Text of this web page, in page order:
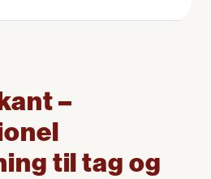
–
til tag og